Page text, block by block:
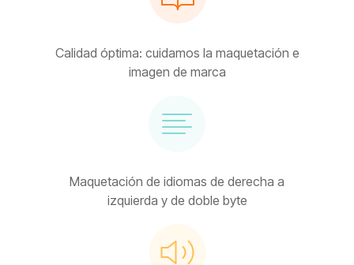
Calidad óptima: cuidamos la maquetación e
imagen de marca
Maquetación de idiomas de derecha a
izquierda y de doble byte